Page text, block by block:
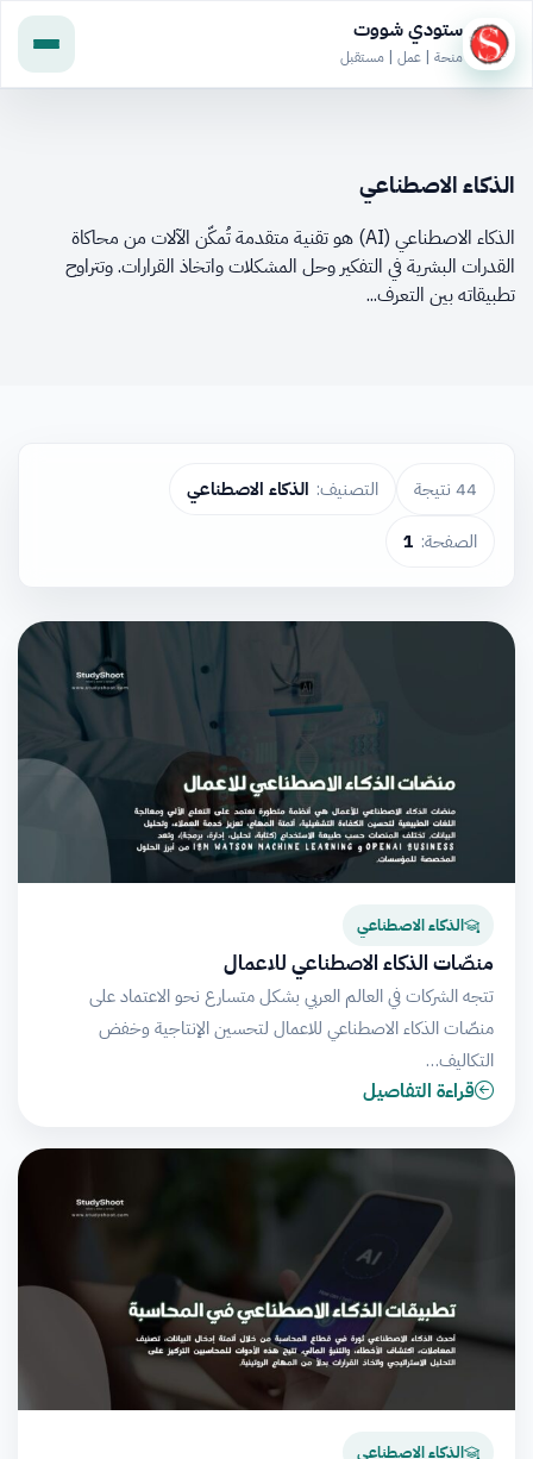
ستودي شووت
منحة | عمل | مستقبل
الذكاء الاصطناعي
الذكاء الاصطناعي (AI) هو تقنية متقدمة تُمكّن الآلات من محاكاة
القدرات البشرية في التفكير وحل المشكلات واتخاذ القرارات. وتتراوح
تطبيقاته بين التعرف...
44 نتيجة التصنيف: الذكاء الاصطناعي
الصفحة: 1
الذكاء الاصطناعي
منصّات الذكاء الاصطناعي للاعمال
تتجه الشركات في العالم العربي بشكل متسارع نحو الاعتماد على
منصّات الذكاء الاصطناعي للاعمال لتحسين الإنتاجية وخفض
التكاليف…
قراءة التفاصيل
الذكاء الاصطناعي